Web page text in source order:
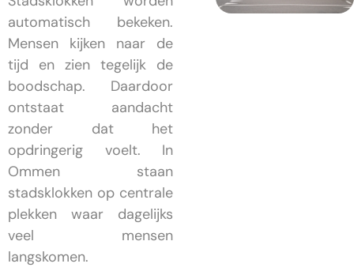
automatisch bekeken.
Mensen kijken naar de
tijd en zien tegelijk de
boodschap. Daardoor
ontstaat aandacht
zonder dat het
opdringerig voelt. In
Ommen staan
stadsklokken op centrale
plekken waar dagelijks
veel mensen
langskomen.